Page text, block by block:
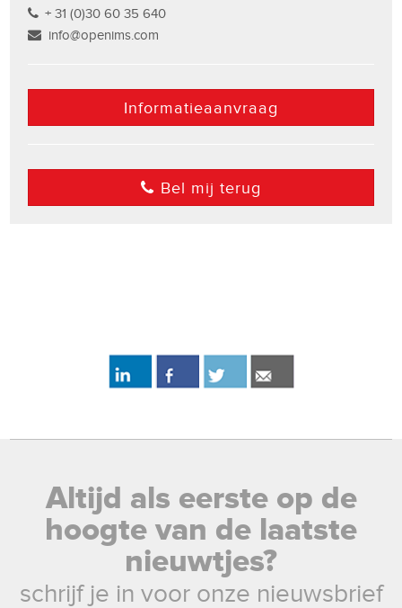
+ 31 (0)30 60 35 640
info@openims.com
Informatieaanvraag
Bel mij terug
Altijd als eerste op de
hoogte van de laatste
nieuwtjes?
schrijf je in voor onze nieuwsbrief